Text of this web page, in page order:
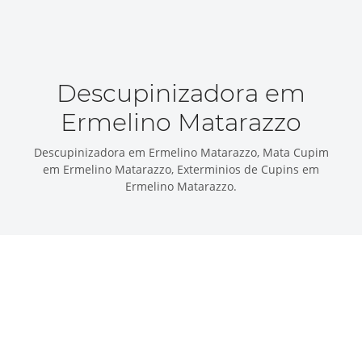
Descupinizadora em
Ermelino Matarazzo
Descupinizadora em Ermelino Matarazzo, Mata Cupim
em Ermelino Matarazzo, Exterminios de Cupins em
Ermelino Matarazzo.